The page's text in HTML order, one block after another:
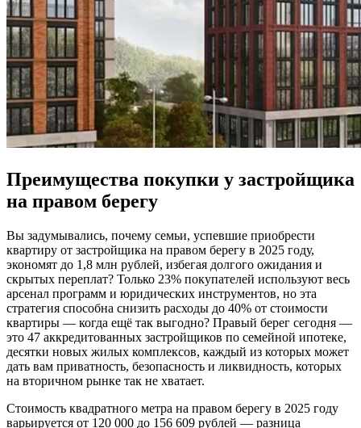
Преимущества покупки у застройщика
на правом берегу
Вы задумывались, почему семьи, успевшие приобрести
квартиру от застройщика на правом берегу в 2025 году,
экономят до 1,8 млн рублей, избегая долгого ожидания и
скрытых переплат? Только 23% покупателей используют весь
арсенал программ и юридических инструментов, но эта
стратегия способна снизить расходы до 40% от стоимости
квартиры — когда ещё так выгодно? Правый берег сегодня —
это 47 аккредитованных застройщиков по семейной ипотеке,
десятки новых жилых комплексов, каждый из которых может
дать вам приватность, безопасность и ликвидность, которых
на вторичном рынке так не хватает.
Стоимость квадратного метра на правом берегу в 2025 году
варьируется от 120 000 до 156 609 рублей — разница